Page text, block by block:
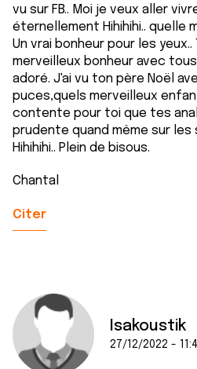
vu sur FB.. Moi je veux aller
éternellement Hihihihi.. quelle
Un vrai bonheur pour les
merveilleux bonheur avec
adoré. J'ai vu ton père Noël
puces,quels merveilleux
contente pour toi que tes
prudente quand même sur
Hihihihi.. Plein de bisous.
Chantal
Citer
Isakoustik
27/12/2022 -